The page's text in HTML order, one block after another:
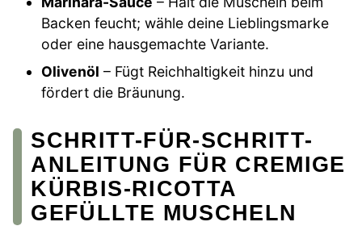
Backen feucht; wähle deine Lieblingsmarke
oder eine hausgemachte Variante.
Olivenöl – Fügt Reichhaltigkeit hinzu und
fördert die Bräunung.
SCHRITT-FÜR-SCHRITT-
ANLEITUNG FÜR CREMIGE
KÜRBIS-RICOTTA
GEFÜLLTE MUSCHELN